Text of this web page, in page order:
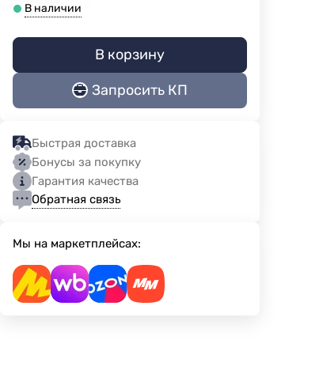
В наличии
В корзину
Запросить КП
Быстрая доставка
Бонусы за покупку
Гарантия качества
Обратная связь
Мы на маркетплейсах: